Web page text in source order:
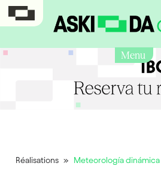
Menu
Réalisations » Meteorología dinámica